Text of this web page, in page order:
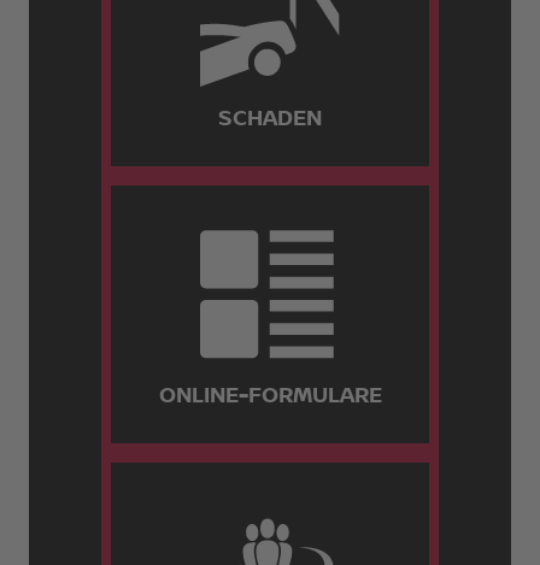
SCHADEN
ONLINE-FORMULARE